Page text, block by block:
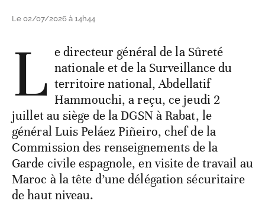
Le 02/07/2026 à 14h44
L e directeur général de la Sûreté
nationale et de la Surveillance du
territoire national, Abdellatif
Hammouchi, a reçu, ce jeudi 2
juillet au siège de la DGSN à Rabat, le
général Luis Peláez Piñeiro, chef de la
Commission des renseignements de la
Garde civile espagnole, en visite de travail au
Maroc à la tête d’une délégation sécuritaire
de haut niveau.